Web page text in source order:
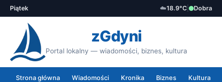
Piątek ☁️18.9°C Dobra
zGdyni
Portal lokalny — wiadomości, biznes, kultura
Strona główna Wiadomości Kronika Biznes Kultura